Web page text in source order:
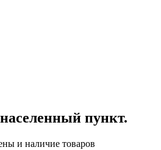
населенный пункт.
и наличие товаров